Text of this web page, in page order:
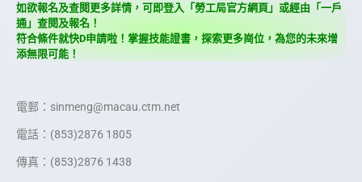
如欲報名及查閱更多詳情，可即登入「勞工局官方網頁」或經由「一戶
通」查閱及報名！
符合條件就快D申請啦！掌握技能證書，探索更多崗位，為您的未來增
添無限可能！
電郵：sinmeng@macau.ctm.net
電話：(853)2876 1805
傳真：(853)2876 1438